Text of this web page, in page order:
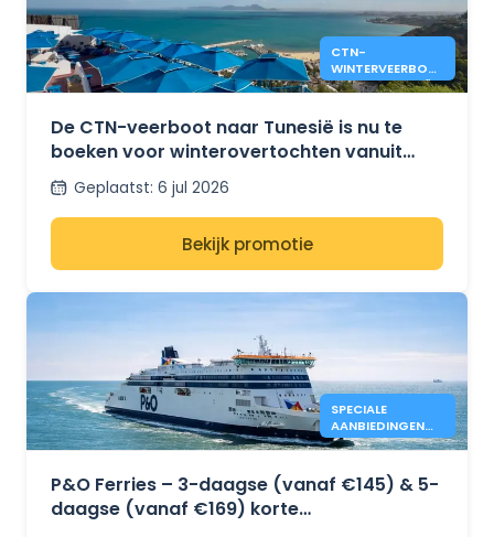
CTN-
WINTERVEERBOTE
N NAAR TUNESIË
EN GENUA
De CTN-veerboot naar Tunesië is nu te
boeken voor winterovertochten vanuit
Marseille en Genua.
Geplaatst: 6 jul 2026
Bekijk promotie
SPECIALE
AANBIEDINGEN
VAN P&O FERRIES
DAGEN
P&O Ferries – 3-daagse (vanaf €145) & 5-
daagse (vanaf €169) korte